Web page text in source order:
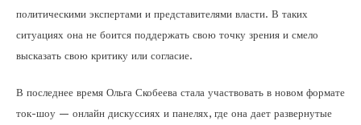
политическими экспертами и представителями власти. В таких
ситуациях она не боится поддержать свою точку зрения и смело
высказать свою критику или согласие.
В последнее время Ольга Скобеева стала участвовать в новом формате
ток-шоу — онлайн дискуссиях и панелях, где она дает развернутые